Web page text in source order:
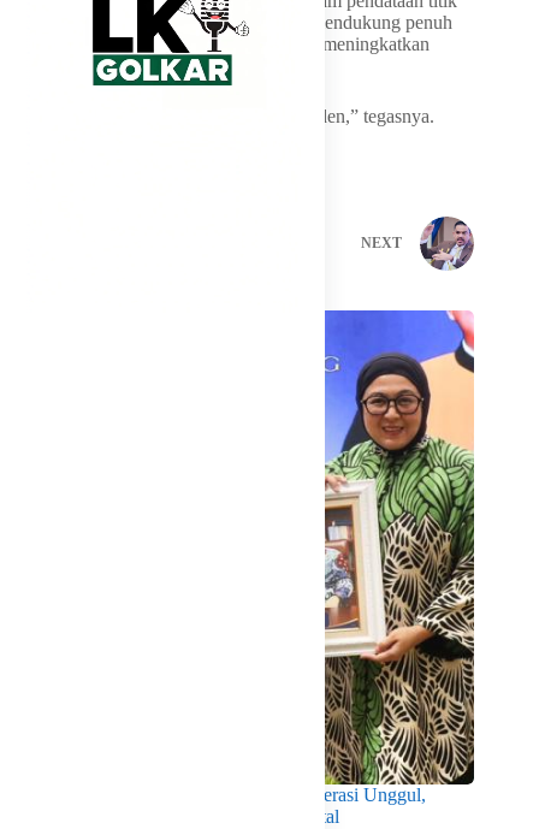
SPPG, Ammy menegaskan dirinya tetap mendukung penuh
program prioritas Presiden yang bertujuan meningkatkan
pemenuhan gizi masyarakat.
“Saya mendukung program prioritas Presiden,” tegasnya.
NEXT
Wabup Intan Dorong Mahasiswa Jadi Generasi Unggul,
Berkarakter dan Sadar Hukum di Era Digital